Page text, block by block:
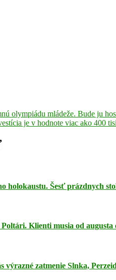
olympiádu mládeže. Bude ju
je v hodnote viac ako 400
holokaustu. Šesť prázdnych
Klienti musia od augusta
výrazné zatmenie Slnka,